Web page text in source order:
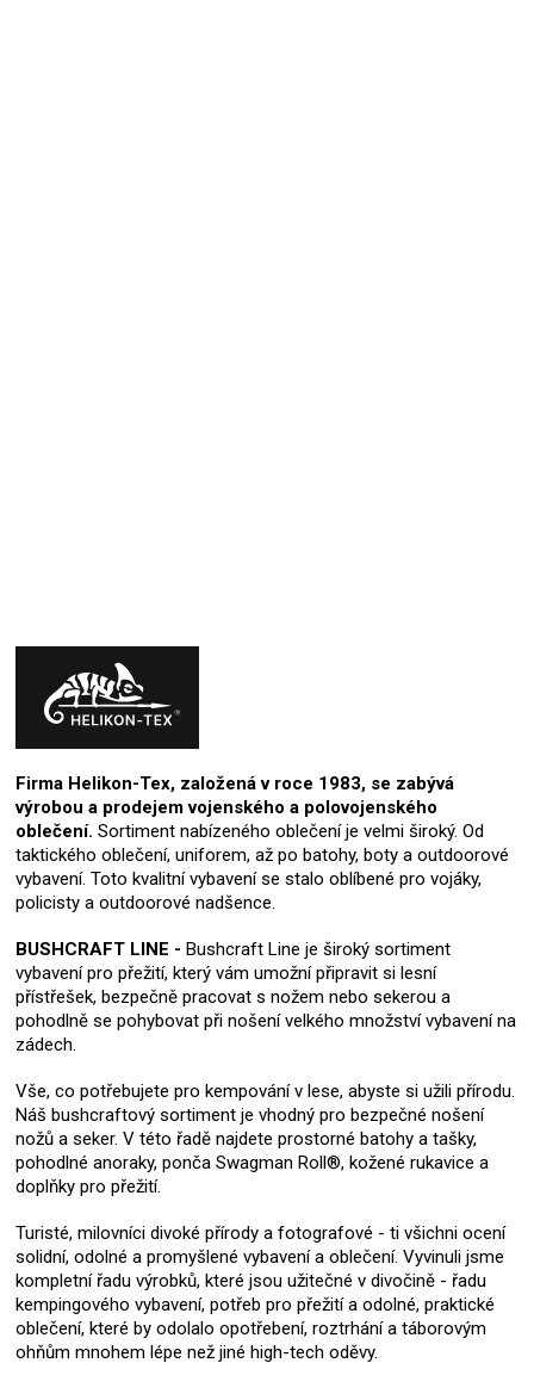
Firma Helikon-Tex, založená v roce 1983, se zabývá
výrobou a prodejem vojenského a polovojenského
oblečení. Sortiment nabízeného oblečení je velmi široký. Od
taktického oblečení, uniforem, až po batohy, boty a outdoorové
vybavení. Toto kvalitní vybavení se stalo oblíbené pro vojáky,
policisty a outdoorové nadšence.
BUSHCRAFT LINE - Bushcraft Line je široký sortiment
vybavení pro přežití, který vám umožní připravit si lesní
přístřešek, bezpečně pracovat s nožem nebo sekerou a
pohodlně se pohybovat při nošení velkého množství vybavení na
zádech.
Vše, co potřebujete pro kempování v lese, abyste si užili přírodu.
Náš bushcraftový sortiment je vhodný pro bezpečné nošení
nožů a seker. V této řadě najdete prostorné batohy a tašky,
pohodlné anoraky, ponča Swagman Roll®, kožené rukavice a
doplňky pro přežití.
Turisté, milovníci divoké přírody a fotografové - ti všichni ocení
solidní, odolné a promyšlené vybavení a oblečení. Vyvinuli jsme
kompletní řadu výrobků, které jsou užitečné v divočině - řadu
kempingového vybavení, potřeb pro přežití a odolné, praktické
oblečení, které by odolalo opotřebení, roztrhání a táborovým
ohňům mnohem lépe než jiné high-tech oděvy.